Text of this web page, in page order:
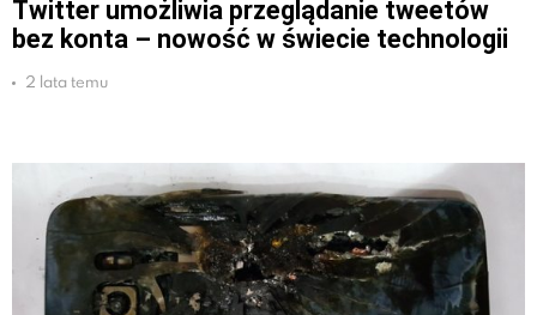
Twitter umożliwia przeglądanie tweetów
bez konta – nowość w świecie technologii
2 lata temu